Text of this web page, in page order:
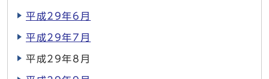
平成29年6月
平成29年7月
平成29年8月